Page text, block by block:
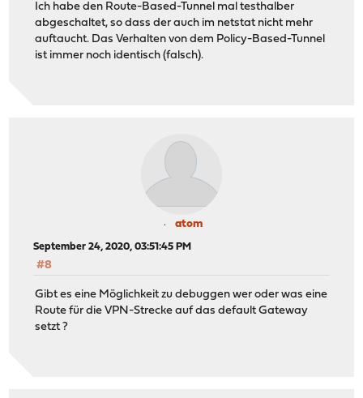
Ich habe den Route-Based-Tunnel mal testhalber
abgeschaltet, so dass der auch im netstat nicht mehr
auftaucht. Das Verhalten von dem Policy-Based-Tunnel
ist immer noch identisch (falsch).
atom
September 24, 2020, 03:51:45 PM
#8
Gibt es eine Möglichkeit zu debuggen wer oder was eine
Route für die VPN-Strecke auf das default Gateway
setzt ?